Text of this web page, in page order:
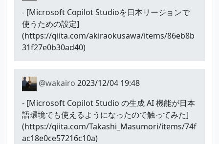
- [Microsoft Copilot Studioを日本リージョンで
使うための設定]
(https://qiita.com/akiraokusawa/items/86eb8b
31f27e0b30ad40)
@wakairo 2023/12/04 19:48
- [Microsoft Copilot Studio の生成 AI 機能が日本
語環境でも使えるようになったので触ってみた]
(https://qiita.com/Takashi_Masumori/items/74f
ac18e0ce57216c10a)